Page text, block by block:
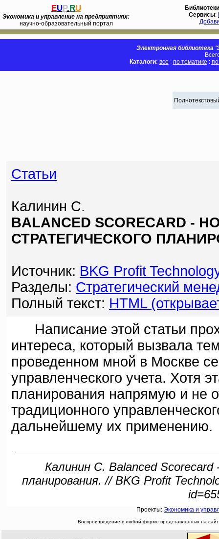
EUP.RU
Экономика и управление на предприятиях:
научно-образовательный портал
Библиотеки
Сервисы:
Электронная библиотека
Каталоги: все : по тематике :
Статьи
Калинин С.
BALANCED SCORECARD
СТРАТЕГИЧЕСКОГО
Источник: BKG Profit
Разделы: Стратегический
Полный текст: HTML
Написание этой статьи
интереса, который вызвала
проведенном мной в Москве
управленческого учета. Хотя
планирования напрямую и не
традиционного
дальнейшему их применению.
Калинин С. Balanced
планирования. // BKG Profit
Проекты: Экономика и
Воспроизведение в любой форме представленных на